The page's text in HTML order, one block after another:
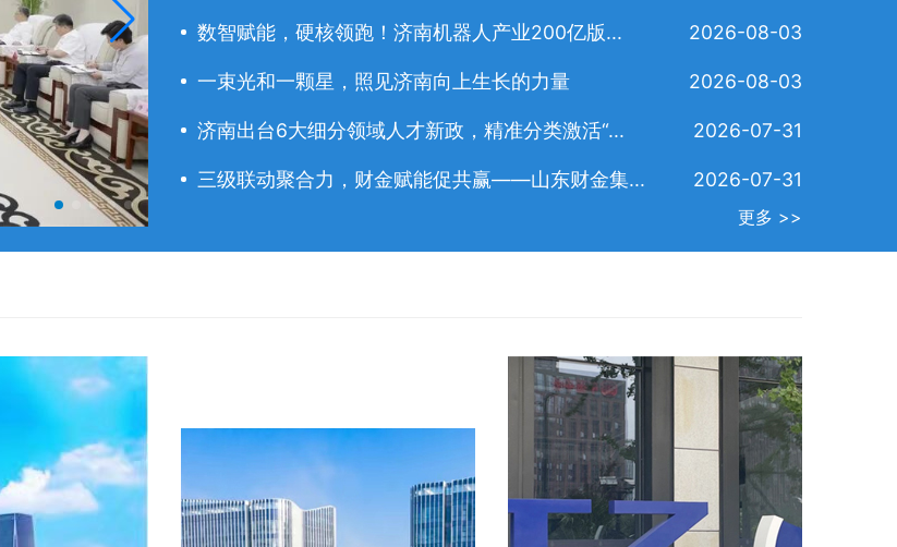
济南第三届校
数智赋能，硬核领跑！济南机器人产业200亿版... 2026-08-03
一束光和一颗星，照见济南向上生长的力量 2026-08-03
济南出台6大细分领域人才新政，精准分类激活“... 2026-07-31
三级联动聚合力，财金赋能促共赢——山东财金集... 2026-07-31
更多 >>